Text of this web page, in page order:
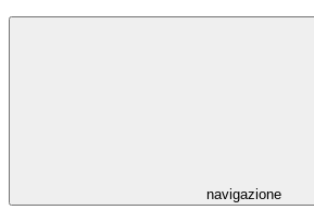
navigazione